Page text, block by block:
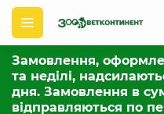
Замовлення,
та неділі,
дня. Замовлення в
відправляються по